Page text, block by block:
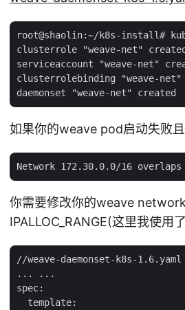
root@shaolin:~/k8s-install#
clusterrole "weave-net" created
serviceaccount "weave-net"
clusterrolebinding "weave-net"
如果你的weave pod启动失败且
你需要修改你的weave
IPALLOC_RANGE(这里我使用
//weave-daemonset-k8s-1.6.yaml
... ...
spec:
  template: